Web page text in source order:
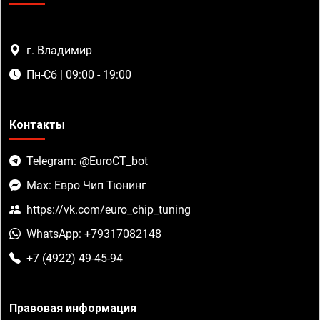
г. Владимир
Пн-Сб | 09:00 - 19:00
Контакты
Telegram: @EuroCT_bot
Max: Евро Чип Тюнинг
https://vk.com/euro_chip_tuning
WhatsApp: +79317082148
+7 (4922) 49-45-94
Правовая информация